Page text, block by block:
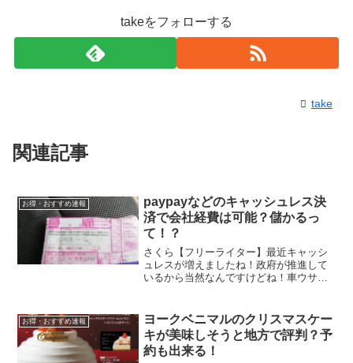
takeをフォローする
take
関連記事
お得・おすすめ速報
paypayなどのキャッシュレス決
済で会社経費は可能？儲かるっ
て！？
さくら【フリーライター】最近キャッシ
ュレスが増えましたね！政府が推進して
いるから当然なんですけどね！車ウサギ
さくら【フリーライター】その通り！今
回は経費とキャッシュレス...
お得・おすすめ速報
ヨークベニマルのクリスマスケー
キが美味しそうと地方で評判？予
約も出来る！